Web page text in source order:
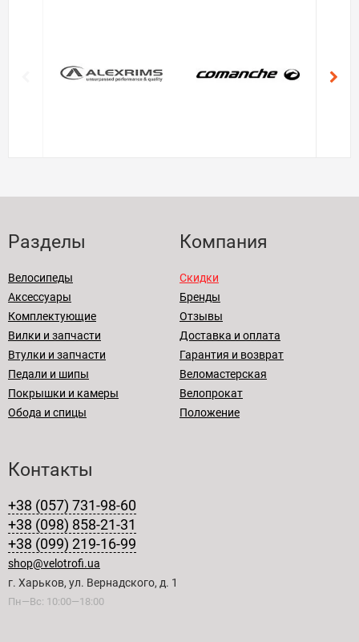
Разделы
Велосипеды
Аксессуары
Комплектующие
Вилки и запчасти
Втулки и запчасти
Педали и шипы
Покрышки и камеры
Обода и спицы
Компания
Скидки
Бренды
Отзывы
Доставка и оплата
Гарантия и возврат
Веломастерская
Велопрокат
Положение
Контакты
+38 (057) 731-98-60
+38 (098) 858-21-31
+38 (099) 219-16-99
shop@velotrofi.ua
г. Харьков, ул. Вернадского, д. 1
Пн—Вс: 10:00—18:00